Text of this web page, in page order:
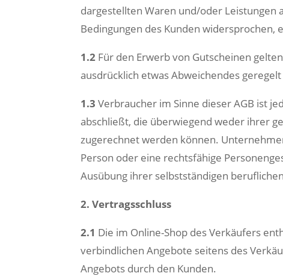
dargestellten Waren und/oder Leistungen
Bedingungen des Kunden widersprochen,
1.2 Für den Erwerb von Gutscheinen
ausdrücklich etwas Abweichendes
1.3 Verbraucher im Sinne dieser AGB ist
abschließt, die überwiegend weder ihrer
zugerechnet werden können.
Person oder eine rechtsfähige
Ausübung ihrer selbstständigen
2. Vertragsschluss
2.1 Die im Online-Shop des Verkäufers
verbindlichen Angebote seitens des
Angebots durch den Kunden.